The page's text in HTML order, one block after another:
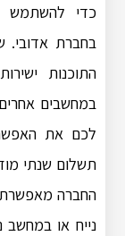
כדי להשתמש
בחברת אדובי.
התוכנות
במחשבים
לכם את
תשלום שנתי
החברה
נייח או במחשב